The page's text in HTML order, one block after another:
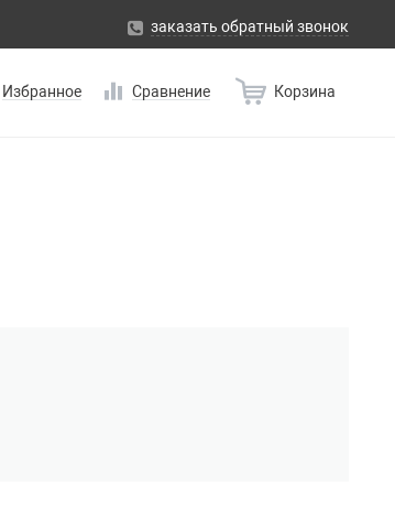
заказать обратный звонок
Избранное Сравнение Корзина